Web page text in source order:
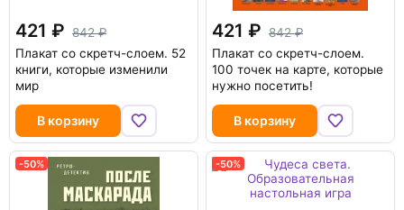
421
842
Плакат со скретч-слоем. 52
книги, которые изменили
мир
В корзину
421
842
Плакат со скретч-слоем.
100 точек на карте, которые
нужно посетить!
В корзину
-50% -50%